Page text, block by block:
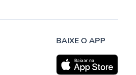
BAIXE O APP